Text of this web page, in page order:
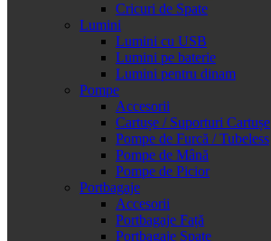
Cricuri de Spate
Lumini
Lumini cu USB
Lumini pe baterie
Lumini pentru dinam
Pompe
Accesorii
Cartușe / Suporturi Cartușe
Pompe de Furcă / Tubeless
Pompe de Mână
Pompe de Picior
Portbagaje
Accesorii
Portbagaje Față
Portbagaje Spate